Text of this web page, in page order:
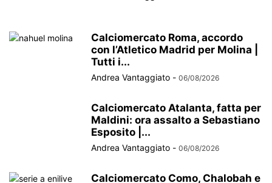
Calciomercato Roma, accordo
con l’Atletico Madrid per Molina |
Tutti i...
Andrea Vantaggiato - 06/08/2026
Calciomercato Atalanta, fatta per
Maldini: ora assalto a Sebastiano
Esposito |...
Andrea Vantaggiato - 06/08/2026
Calciomercato Como, Chalobah e